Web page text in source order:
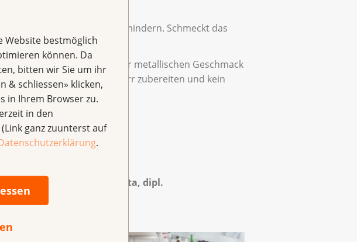
Website bestmöglich
können. Da
bitten wir Sie um ihr
& schliessen» klicken,
in Ihrem Browser zu.
in den
ganz zuunterst auf
.
salzigen Geschmack zu vermindern. Schmeckt das
sein.
bereits einen bitteren oder metallischen Geschmack
nicht im Metallgeschirr zubereiten und kein
von Marianne Botta, dipl.